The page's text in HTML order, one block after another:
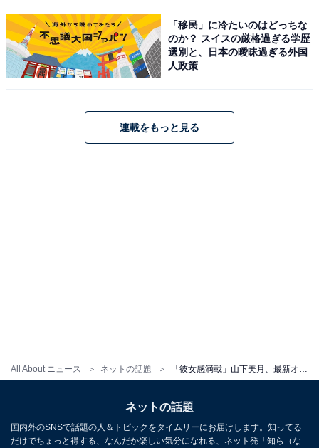
All About ニュース ネットの話題
「移民」に冷たいのはどっちな
のか？ スイスの厳格過ぎる学歴
選別と、日本の曖昧過ぎる外国
人政策
連載をもっと見る
ネットの話題
国内外のSNSで話題の人＆トピックをタイムリーにお届けします。知ってる
だけでちょっと得する、なんだか楽しい気分になれる、ネット発「知ら（な